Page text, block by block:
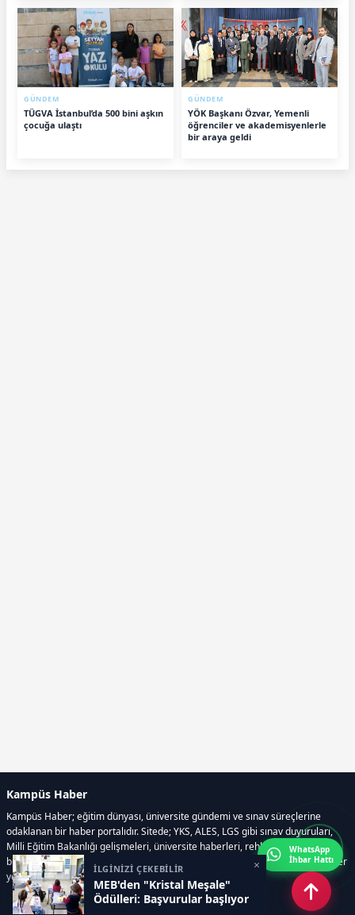
GÜNDEM
TÜGVA İstanbul’da 500 bini aşkın
çocuğa ulaştı
GÜNDEM
YÖK Başkanı Özvar, Yemenli
öğrenciler ve akademisyenlerle
bir araya geldi
İLGİNİZİ ÇEKEBİLİR
MEB'den "Kristal Meşale"
Ödülleri: Başvurular başlıyor
×
Kampüs Haber
Kampüs Haber; eğitim dünyası, üniversite gündemi ve sınav süreçlerine
odaklanan bir haber portalıdır. Sitede; YKS, ALES, LGS gibi sınav duyuruları,
Milli Eğitim Bakanlığı gelişmeleri, üniversite haberleri, rehberlik içerikleri,
bilim ve teknoloji alanındaki yenilikler ile öğrenci yaşamına dair güncel bilgiler
yer alır.
WhatsApp
İhbar Hattı